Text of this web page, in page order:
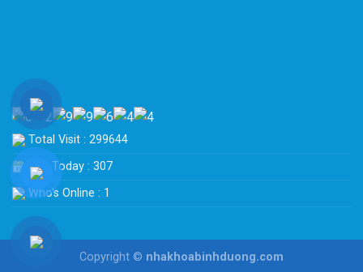
Total Visit : 299644
Hits Today : 307
Who's Online : 1
Copyright © nhakhoabinhduong.com